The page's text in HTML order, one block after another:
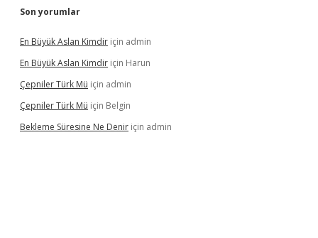
Son yorumlar
En Büyük Aslan Kimdir için admin
En Büyük Aslan Kimdir için Harun
Çepniler Türk Mü için admin
Çepniler Türk Mü için Belgin
Bekleme Süresine Ne Denir için admin